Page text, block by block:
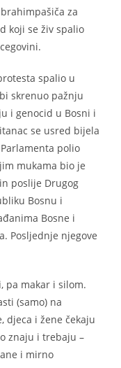
za
koji se živ spalio
spalio u
skrenuo pažnju
i genocid u Bosni i
se usred bijela
polio
mukama bio je
poslije Drugog
Bosnu i
Bosne i
Posljednje njegove
pa makar i silom.
(samo) na
djeca i žene čekaju
znaju i trebaju –
i mirno